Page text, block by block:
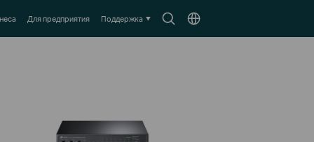
SearchВыберите
Для предприятия Поддержка